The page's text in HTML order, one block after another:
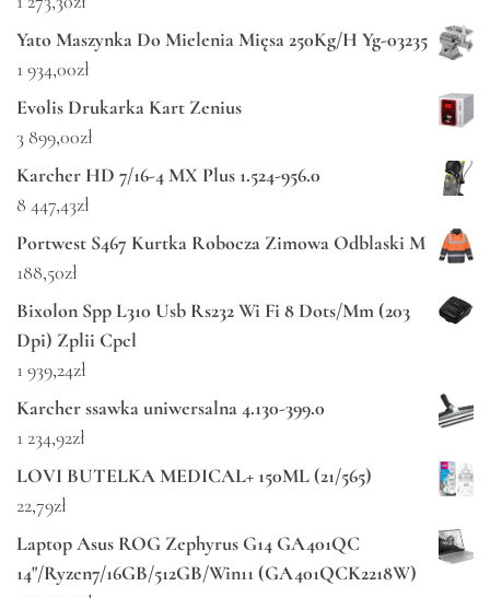
Yato Maszynka Do Mielenia Mięsa 250Kg/H Yg-03235
1 934,00zł
Evolis Drukarka Kart Zenius
3 899,00zł
Karcher HD 7/16-4 MX Plus 1.524-956.0
8 447,43zł
Portwest S467 Kurtka Robocza Zimowa Odblaski M
188,50zł
Bixolon Spp L310 Usb Rs232 Wi Fi 8 Dots/Mm (203
Dpi) Zplii Cpcl
1 939,24zł
Karcher ssawka uniwersalna 4.130-399.0
1 234,92zł
LOVI BUTELKA MEDICAL+ 150ML (21/565)
22,79zł
Laptop Asus ROG Zephyrus G14 GA401QC
14"/Ryzen7/16GB/512GB/Win11 (GA401QCK2218W)